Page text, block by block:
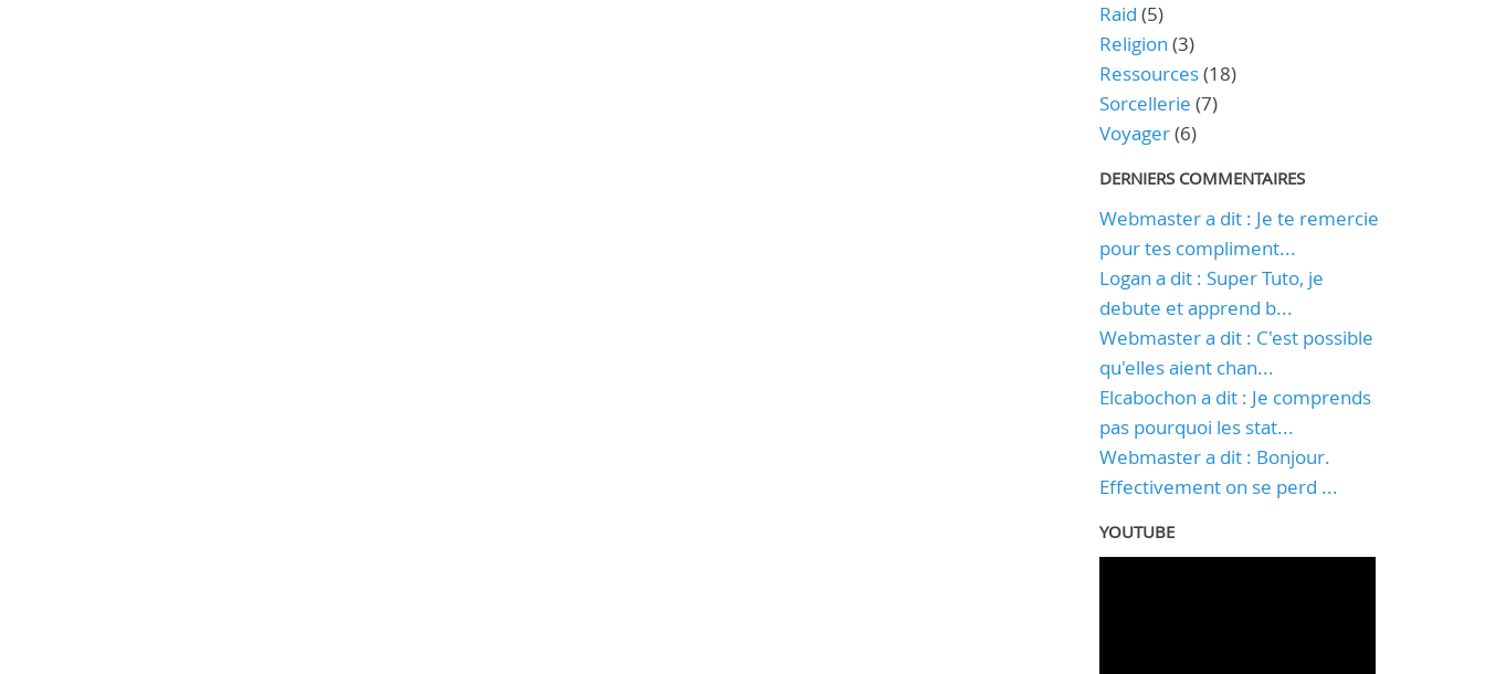
Raid (5)
Religion (3)
Ressources(18)
Sorcellerie (7)
Voyager(6)
DERNIERS COMMENTAIRES
Webmaster a dit : Je te remercie
pour tes compliment...
Logan a dit : Super Tuto, je
debute et apprend b...
Webmaster a dit : C'est possible
qu'elles aient chan...
Elcabochon a dit : Je comprends
pas pourquoi les stat...
Webmaster a dit : Bonjour.
Effectivement on se perd ...
YOUTUBE